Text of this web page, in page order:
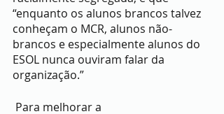
“enquanto os alunos brancos talvez
conheçam o MCR, alunos não-
brancos e especialmente alunos do
ESOL nunca ouviram falar da
organização.”